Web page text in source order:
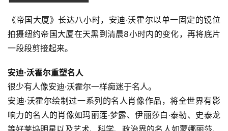
《帝国大厦》长达八小时，安迪·沃霍尔以单一固定的镜位
拍摄纽约帝国大厦在天黑到清晨8小时内的变化，再将底片
一段段剪接起来。
安迪·沃霍尔重塑名人
很少有人像安迪·沃霍尔一样痴迷于名人。
安迪·沃霍尔绘制过一系列的名人肖像作品，将全世界有影
响力的名人的肖像如玛丽莲·梦露、伊丽莎白·泰勒、史泰龙
等好莱坞明星以及艺术、科学、政治界的名人如蒙娜丽莎、